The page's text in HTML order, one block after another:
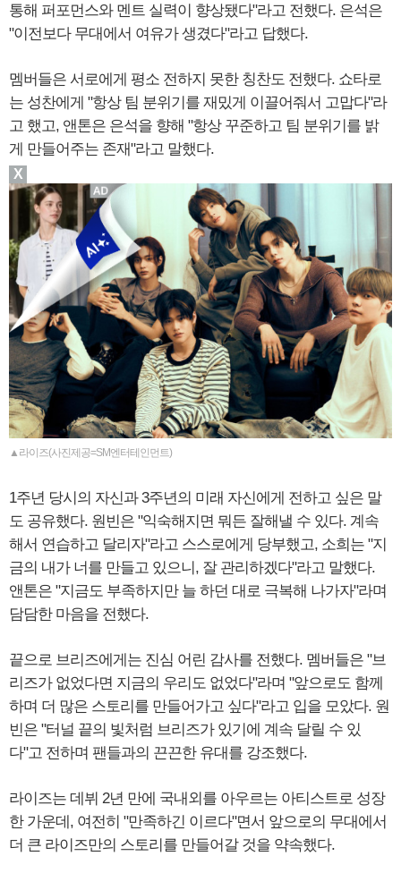
통해 퍼포먼스와 멘트 실력이 향상됐다"라고 전했다. 은석은
"이전보다 무대에서 여유가 생겼다"라고 답했다.
멤버들은 서로에게 평소 전하지 못한 칭찬도 전했다. 쇼타로
는 성찬에게 "항상 팀 분위기를 재밌게 이끌어줘서 고맙다"라
고 했고, 앤톤은 은석을 향해 "항상 꾸준하고 팀 분위기를 밝
게 만들어주는 존재"라고 말했다.
▲라이즈(사진제공=SM엔터테인먼트)
1주년 당시의 자신과 3주년의 미래 자신에게 전하고 싶은 말
도 공유했다. 원빈은 "익숙해지면 뭐든 잘해낼 수 있다. 계속
해서 연습하고 달리자"라고 스스로에게 당부했고, 소희는 "지
금의 내가 너를 만들고 있으니, 잘 관리하겠다"라고 말했다.
앤톤은 "지금도 부족하지만 늘 하던 대로 극복해 나가자"라며
담담한 마음을 전했다.
끝으로 브리즈에게는 진심 어린 감사를 전했다. 멤버들은 "브
리즈가 없었다면 지금의 우리도 없었다"라며 "앞으로도 함께
하며 더 많은 스토리를 만들어가고 싶다"라고 입을 모았다. 원
빈은 "터널 끝의 빛처럼 브리즈가 있기에 계속 달릴 수 있
다"고 전하며 팬들과의 끈끈한 유대를 강조했다.
라이즈는 데뷔 2년 만에 국내외를 아우르는 아티스트로 성장
한 가운데, 여전히 "만족하긴 이르다"면서 앞으로의 무대에서
더 큰 라이즈만의 스토리를 만들어갈 것을 약속했다.
X